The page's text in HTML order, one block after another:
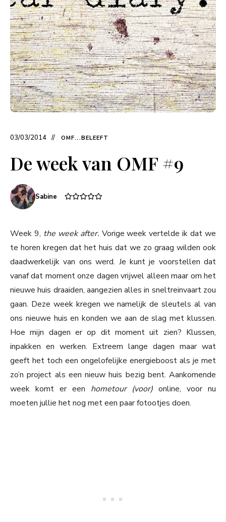
03/03/2014 OMF...BELEEFT
De week van OMF #9
Sabine
Week 9, the week after. Vorige week vertelde ik dat we
te horen kregen dat het huis dat we zo graag wilden ook
daadwerkelijk van ons werd. Je kunt je voorstellen dat
vanaf dat moment onze dagen vrijwel alleen maar om het
nieuwe huis draaiden, aangezien alles in sneltreinvaart zou
gaan. Deze week kregen we namelijk de sleutels al van
ons nieuwe huis en konden we aan de slag met klussen.
Hoe mijn dagen er op dit moment uit zien? Klussen,
inpakken en werken. Extreem lange dagen maar wat
geeft het toch een ongelofelijke energieboost als je met
zo’n project als een nieuw huis bezig bent. Aankomende
week komt er een hometour (voor)online, voor nu
moeten jullie het nog met een paar fotootjes doen.